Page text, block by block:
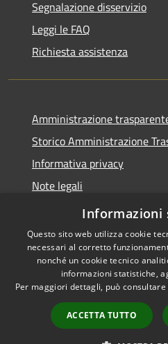
Segnalazione disservizio
Leggi le FAQ
Richiesta assistenza
Amministrazione
Storico Amministrazione
Informativa privacy
Note legali
Dichiarazione di accessibilità
Accessibilità
Informazioni
Questo sito web utilizza cookie
necessari al corretto
nonché un cookie tecnico
informazioni statistiche,
Per maggiori dettagli, può
ACCETTA TUTTO